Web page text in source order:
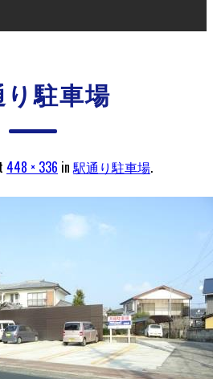
駐車場
448 × 336 in駅通り駐車場.